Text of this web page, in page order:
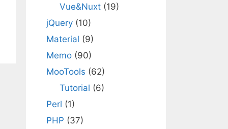
Vue&Nuxt(19)
jQuery (10)
Material (9)
Memo (90)
MooTools (62)
Tutorial (6)
Perl (1)
PHP (37)